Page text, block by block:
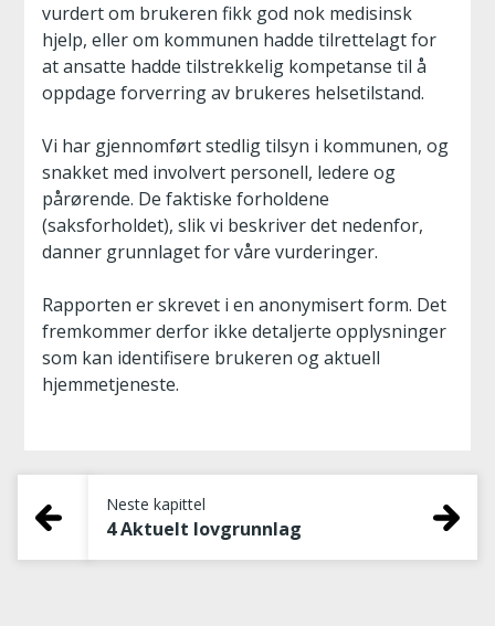
vurdert om brukeren fikk god nok medisinsk
hjelp, eller om kommunen hadde tilrettelagt for
at ansatte hadde tilstrekkelig kompetanse til å
oppdage forverring av brukeres helsetilstand.
Vi har gjennomført stedlig tilsyn i kommunen, og
snakket med involvert personell, ledere og
pårørende. De faktiske forholdene
(saksforholdet), slik vi beskriver det nedenfor,
danner grunnlaget for våre vurderinger.
Rapporten er skrevet i en anonymisert form. Det
fremkommer derfor ikke detaljerte opplysninger
som kan identifisere brukeren og aktuell
hjemmetjeneste.
Neste kapittel
4 Aktuelt lovgrunnlag